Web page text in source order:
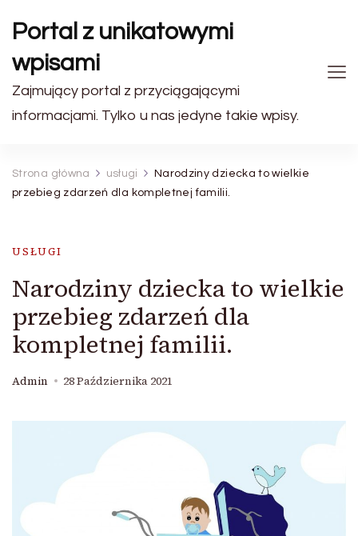
Portal z unikatowymi
wpisami
Zajmujący portal z przyciągającymi
informacjami. Tylko u nas jedyne takie wpisy.
Strona główna usługi
Narodziny dziecka to wielkie
przebieg zdarzeń dla kompletnej familii.
USŁUGI
Narodziny dziecka to wielkie
przebieg zdarzeń dla
kompletnej familii.
Admin 28 Października 2021